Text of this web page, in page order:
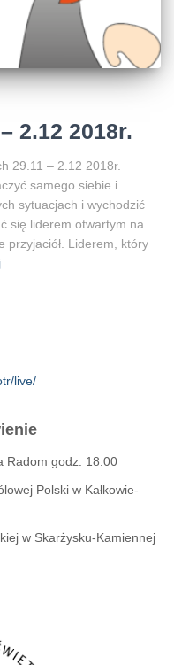
2.12 2018r.
29.11 – 2.12 2018r.
samego siebie i
sytuacjach i wychodzić
się liderem otwartym na
przyjaciół. Liderem, który
live/
Radom godz. 18:00
Polski w Kałkowie-
w Skarżysku-Kamiennej